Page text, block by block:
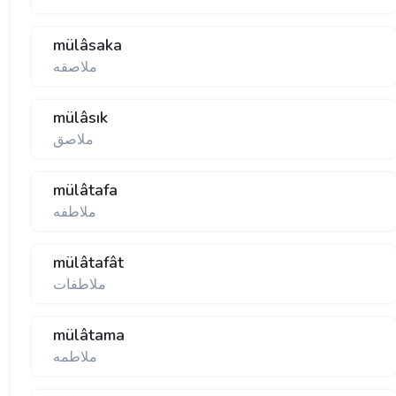
mülâsaka
ملاصقه
mülâsık
ملاصق
mülâtafa
ملاطفه
mülâtafât
ملاطفات
mülâtama
ملاطمه